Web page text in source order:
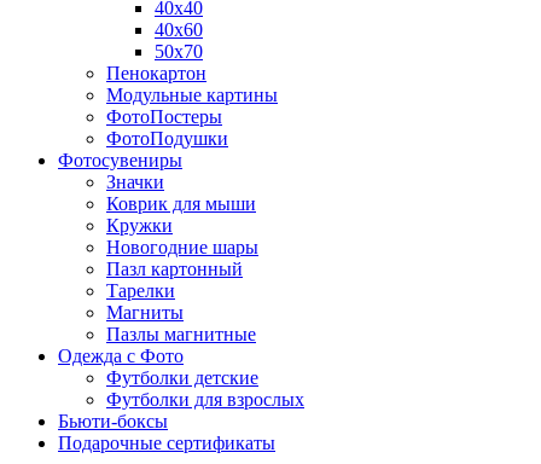
40х40
40х60
50х70
Пенокартон
Модульные картины
ФотоПостеры
ФотоПодушки
Фотоcувениры
Значки
Коврик для мыши
Кружки
Новогодние шары
Пазл картонный
Тарелки
Магниты
Пазлы магнитные
Одежда с Фото
Футболки детские
Футболки для взрослых
Бьюти-боксы
Подарочные сертификаты